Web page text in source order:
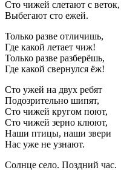
Сто чижей слетают с веток,
Выбегают сто ежей.
Только разве отличишь,
Где какой летает чиж!
Только разве разберёшь,
Где какой свернулся ёж!
Сто ужей на двух ребят
Подозрительно шипят,
Сто чижей кругом поют,
Сто чижей зерно клюют,
Наши птицы, наши звери
Нас уже не узнают.
Солнце село. Поздний час.